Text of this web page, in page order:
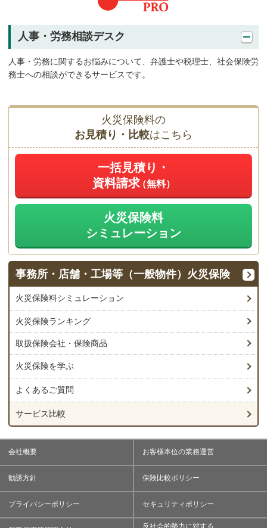
人事・労務相談デスク
人事・労務に関するお悩みについて、弁護士や税理士、社会保険労
務士への相談ができるサービスです。
火災保険料の
お見積り・比較はこちら
一括見積り・
資料請求（無料）
火災保険料
シミュレーション
事務所・店舗・工場等（一般物件） 火災保険
火災保険料シミュレーション
火災保険ランキング
取扱保険会社・保険商品
火災保険を学ぶ
よくあるご質問
サービス比較
会社概要 お客様本位の業務運営
勧誘方針 保険比較ポリシー
プライバシーポリシー セキュリティポリシー
反社会的勢力に対する